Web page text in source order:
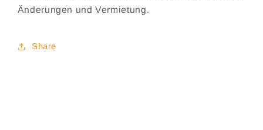
Änderungen und Vermietung.
Share